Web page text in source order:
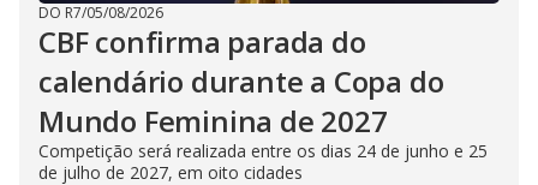
DO R7/05/08/2026
CBF confirma parada do
calendário durante a Copa do
Mundo Feminina de 2027
Competição será realizada entre os dias 24 de junho e 25
de julho de 2027, em oito cidades